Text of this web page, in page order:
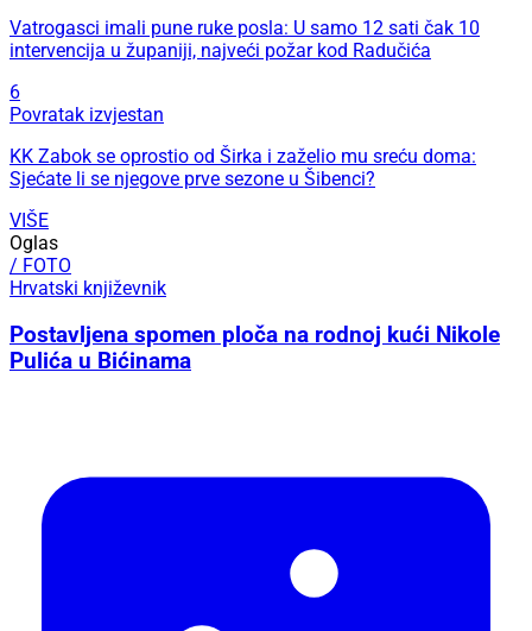
Vatrogasci imali pune ruke posla: U samo 12 sati čak 10
intervencija u županiji, najveći požar kod Radučića
6
Povratak izvjestan
KK Zabok se oprostio od Širka i zaželio mu sreću doma:
Sjećate li se njegove prve sezone u Šibenci?
VIŠE
Oglas
/ FOTO
Hrvatski književnik
Postavljena spomen ploča na rodnoj kući Nikole
Pulića u Bićinama